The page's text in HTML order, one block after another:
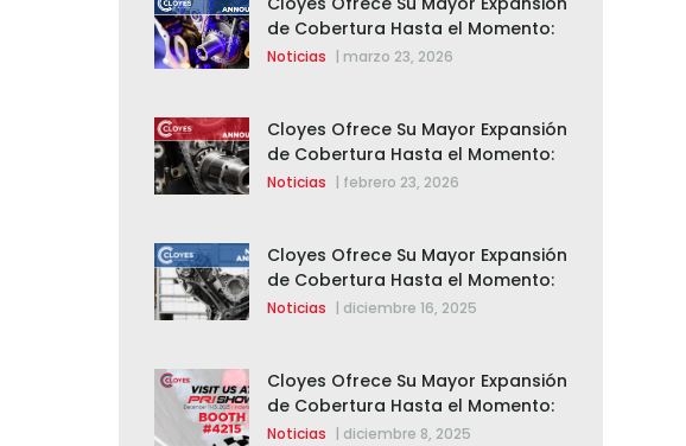
de Cobertura Hasta el Momento:
Se Agregan 123 Nuevos
Noticias | marzo 23, 2026
Cloyes Ofrece Su Mayor Expansión
de Cobertura Hasta el Momento:
Se Agregan 123 Nuevos
Noticias | febrero 23, 2026
Cloyes Ofrece Su Mayor Expansión
de Cobertura Hasta el Momento:
Se Agregan 123 Nuevos
Noticias | diciembre 16, 2025
Cloyes Ofrece Su Mayor Expansión
de Cobertura Hasta el Momento:
Se Agregan 123 Nuevos
Noticias | diciembre 8, 2025